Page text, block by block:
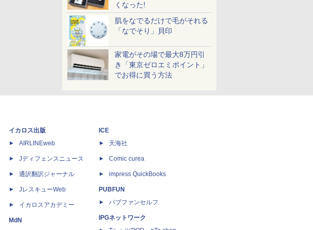
くなった!
肌をなでるだけで毛がそれる
「なでそり」貝印
家電がその場で最大8万円引
き「東京ゼロエミポイント」
でお得に買う方法
イカロス出版
AIRLINEweb
Jディフェンスニュース
通訳翻訳ジャーナル
JレスキューWeb
イカロスアカデミー
MdN
ICE
天海社
Comic curea
impress QuickBooks
PUBFUN
パブファンセルフ
IPGネットワーク